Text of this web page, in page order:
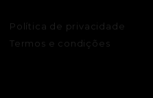
Política de privacidade
Termos e condições